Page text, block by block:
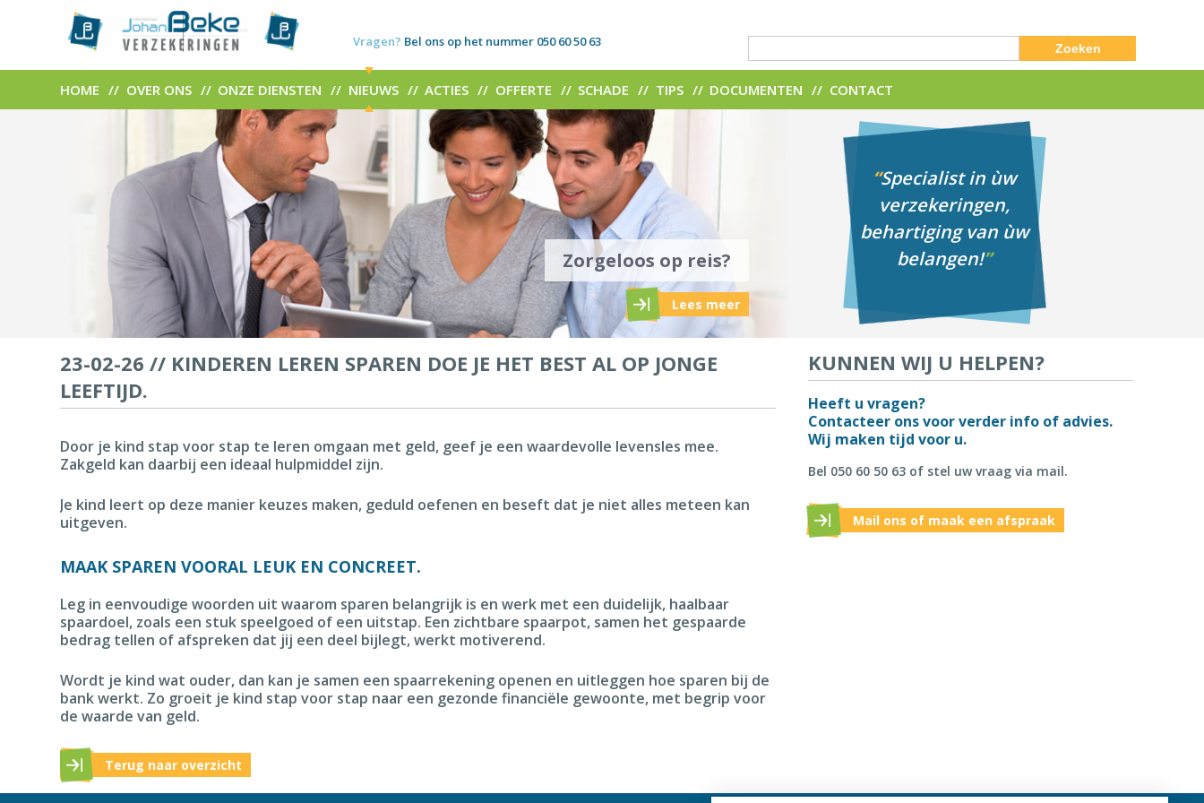
Vragen? Bel ons op het nummer 050 60 50 63 Zoeken
HOME OVER ONS ONZE DIENSTEN NIEUWS ACTIES OFFERTE SCHADE TIPS DOCUMENTEN CONTACT
Zorgeloos op reis?
Lees meer
“Specialist in ùw
verzekeringen,
behartiging van ùw
belangen!”
23-02-26 // KINDEREN LEREN SPAREN DOE JE HET BEST AL OP JONGE
LEEFTIJD.
Door je kind stap voor stap te leren omgaan met geld, geef je een waardevolle levensles mee.
Zakgeld kan daarbij een ideaal hulpmiddel zijn.
Je kind leert op deze manier keuzes maken, geduld oefenen en beseft dat je niet alles meteen kan
uitgeven.
MAAK SPAREN VOORAL LEUK EN CONCREET.
Leg in eenvoudige woorden uit waarom sparen belangrijk is en werk met een duidelijk, haalbaar
spaardoel, zoals een stuk speelgoed of een uitstap. Een zichtbare spaarpot, samen het gespaarde
bedrag tellen of afspreken dat jij een deel bijlegt, werkt motiverend.
Wordt je kind wat ouder, dan kan je samen een spaarrekening openen en uitleggen hoe sparen bij de
bank werkt. Zo groeit je kind stap voor stap naar een gezonde financiële gewoonte, met begrip voor
de waarde van geld.
Terug naar overzicht
KUNNEN WIJ U HELPEN?
Heeft u vragen?
Contacteer ons voor verder info of advies.
Wij maken tijd voor u.
Bel 050 60 50 63 of stel uw vraag via mail.
Mail ons of maak een afspraak